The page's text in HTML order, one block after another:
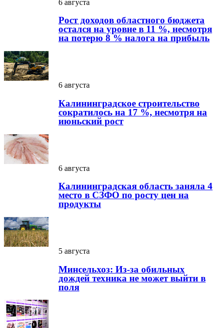
6 августа
Рост доходов областного бюджета
остался на уровне в 11 %, несмотря
на потерю 8 % налога на прибыль
6 августа
Калининградское строительство
сократилось на 17 %, несмотря на
июньский рост
6 августа
Калининградская область заняла 4
место в СЗФО по росту цен на
продукты
5 августа
Минсельхоз: Из-за обильных
дождей техника не может выйти в
поля